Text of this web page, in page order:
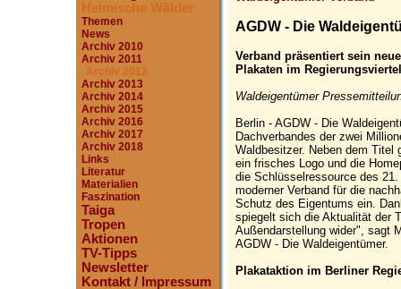
Heimische Wälder
Themen
News
Archiv 2010
Archiv 2011
Archiv 2012
Archiv 2013
Archiv 2014
Archiv 2015
Archiv 2016
Archiv 2017
Archiv 2018
Links
Literatur
Materialien
Faszination
Taiga
Tropen
Aktionen
TV-Tipps
Newsletter
Kontakt / Impressum
AGDW - Die
Verband präsentiert sein
Plakaten im Regierungsviertel
Waldeigentümer
Berlin - AGDW - Die
Dachverbandes der zwei
Waldbesitzer. Neben dem Titel
ein frisches Logo und die
die Schlüsselressource des
moderner Verband für die
Schutz des Eigentums ein.
spiegelt sich die Aktualität der
Außendarstellung wider", sagt
AGDW - Die Waldeigentümer.
Plakataktion im Berliner